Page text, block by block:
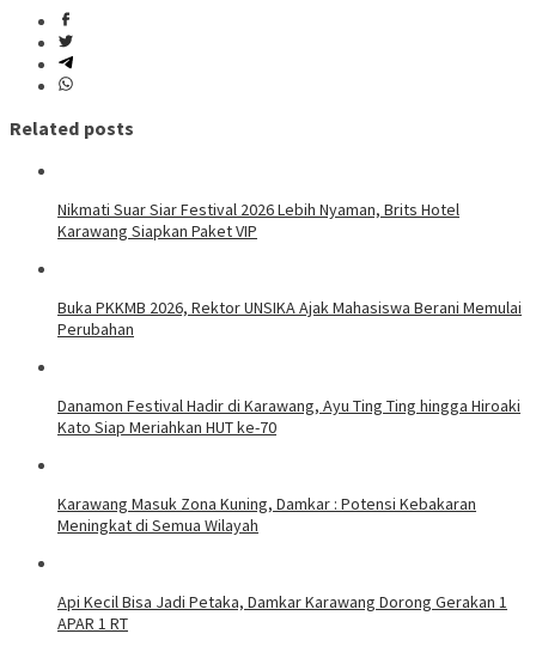
Related posts
Nikmati Suar Siar Festival 2026 Lebih Nyaman, Brits Hotel
Karawang Siapkan Paket VIP
Buka PKKMB 2026, Rektor UNSIKA Ajak Mahasiswa Berani Memulai
Perubahan
Danamon Festival Hadir di Karawang, Ayu Ting Ting hingga Hiroaki
Kato Siap Meriahkan HUT ke-70
Karawang Masuk Zona Kuning, Damkar : Potensi Kebakaran
Meningkat di Semua Wilayah
Api Kecil Bisa Jadi Petaka, Damkar Karawang Dorong Gerakan 1
APAR 1 RT